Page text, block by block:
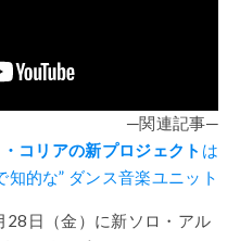
─関連記事─
コリアの新プロジェクト は
知的な” ダンス音楽ユニット
28日（金）に新ソロ・アル